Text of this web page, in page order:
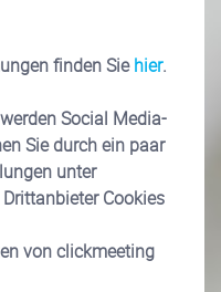
finden Siehier.
Social Media-
Sie durch ein paar
unter
Cookies
von clickmeeting